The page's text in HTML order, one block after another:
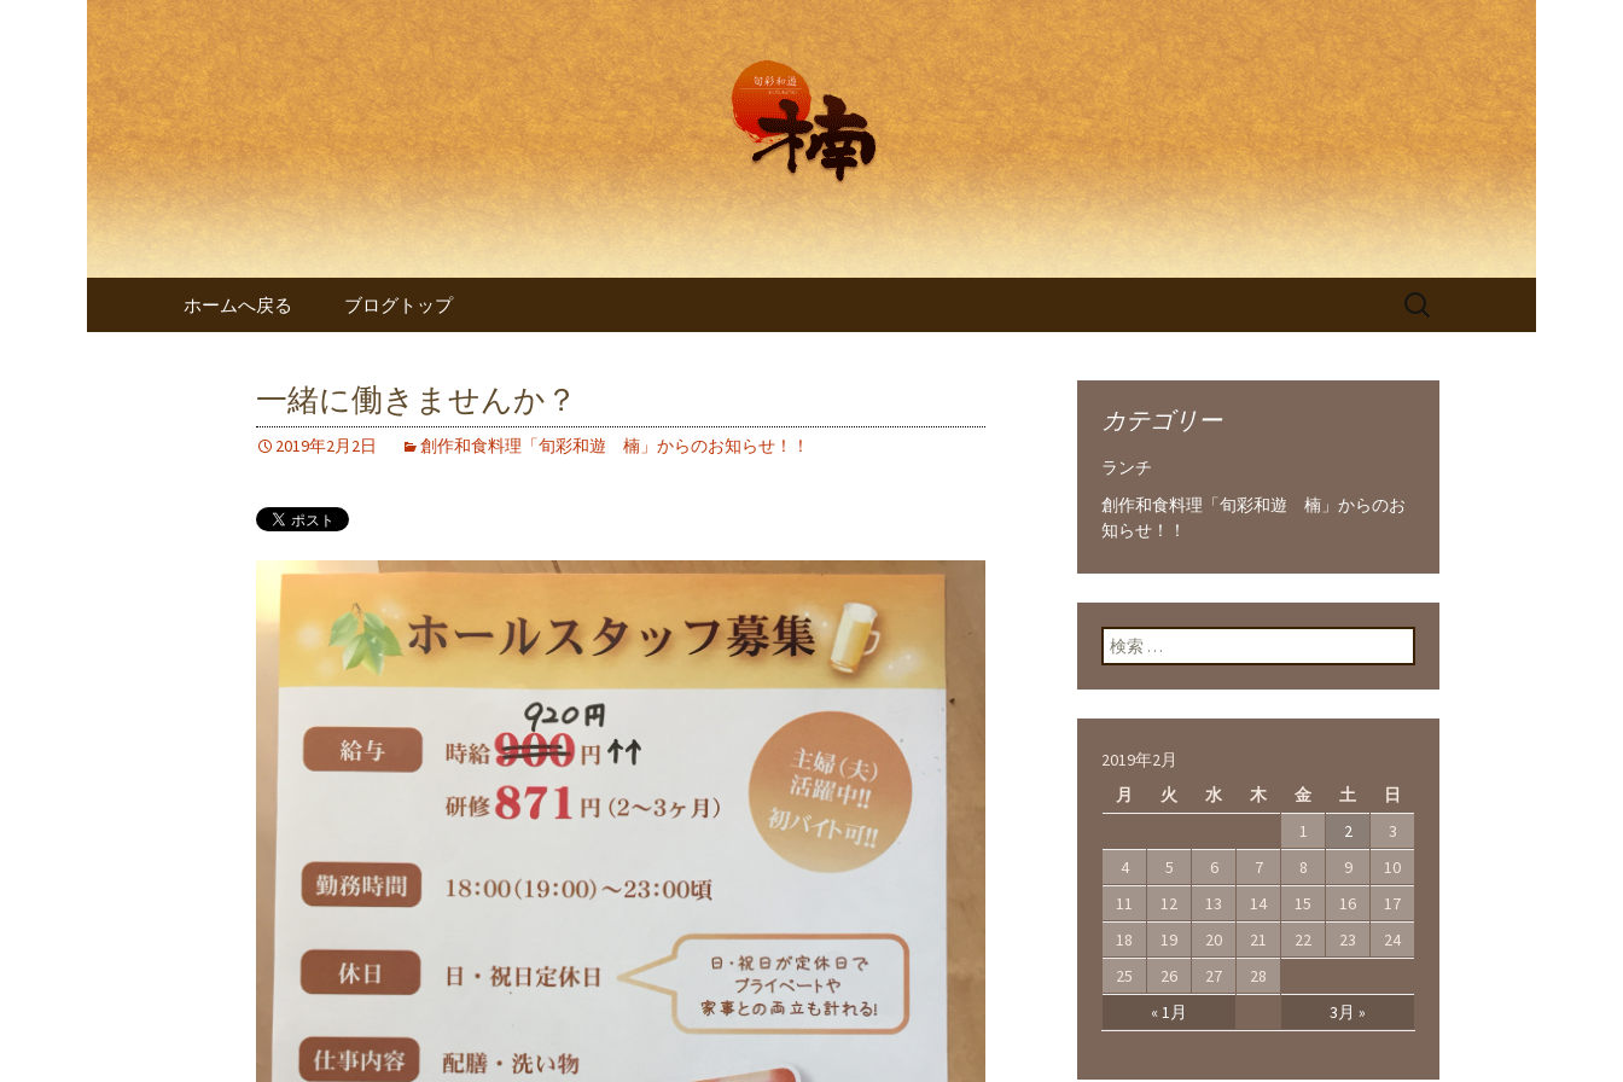
兵庫・西明石の創作和食料理「旬彩和
遊 楠～くすのき～」
兵庫・西明石の創作和食料理 旬彩和遊 楠。
コンテンツへ移動
ホームへ戻る ブログトップ
検
一緒に働きませんか？
2019年2月2日 創作和食料理「旬彩和遊 楠」からのお知らせ！！
カテゴリー
ランチ
創作和食料理「旬彩和遊 楠」からのお
知らせ！！
検索:
2019年2月
月
火 水 木 金 土 日
« 1月 3月 »
1 2
3
4
5 6 7 8 9
10
11
12 13 14 15 16
17
18
19 20 21 22 23
24
25
26 27 28